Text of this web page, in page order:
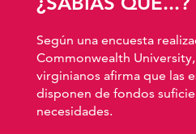
Según una encuesta
Commonwealth University,
virginianos afirma que las
disponen de fondos
necesidades.